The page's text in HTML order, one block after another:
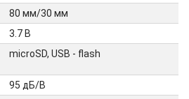
80 мм/30 мм
3.7 В
microSD, USB - flash
95 дБ/В